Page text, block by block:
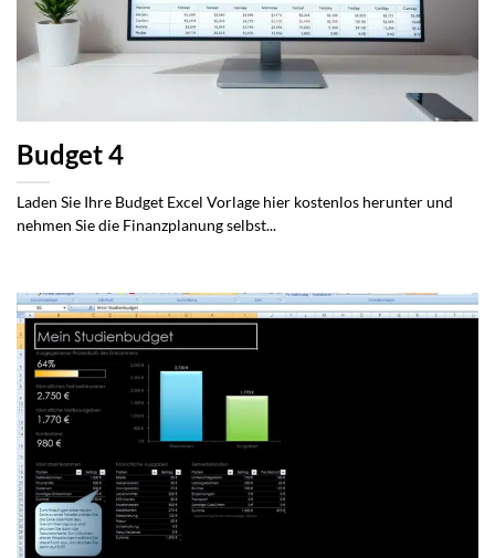
Budget 4
Laden Sie Ihre Budget Excel Vorlage hier kostenlos herunter und
nehmen Sie die Finanzplanung selbst...